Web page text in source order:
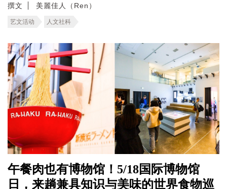
撰文 美麗佳人（Ren）
艺文活动 人文社科
午餐肉也有博物馆！5/18国际博物馆
日，来趟兼具知识与美味的世界食物巡